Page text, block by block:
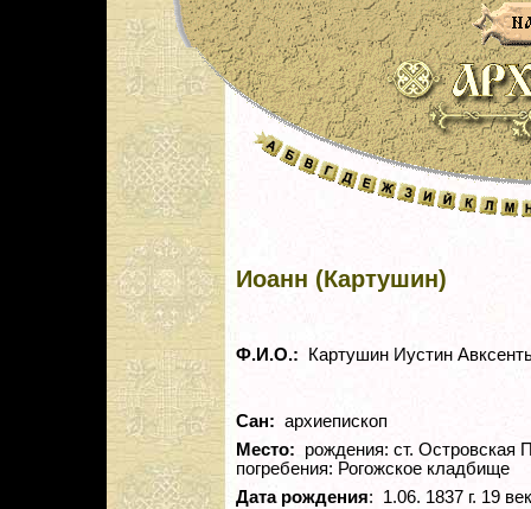
Иоанн (Картушин)
Ф.И.О.: Картушин Иустин
Сан: архиепископ
Место: рождения: ст. Островская
погребения: Рогожское кладбище
Дата рождения: 1.06. 1837 г. 19 век